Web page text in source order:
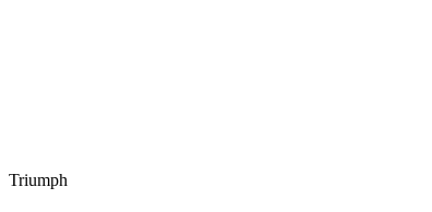
Triumph